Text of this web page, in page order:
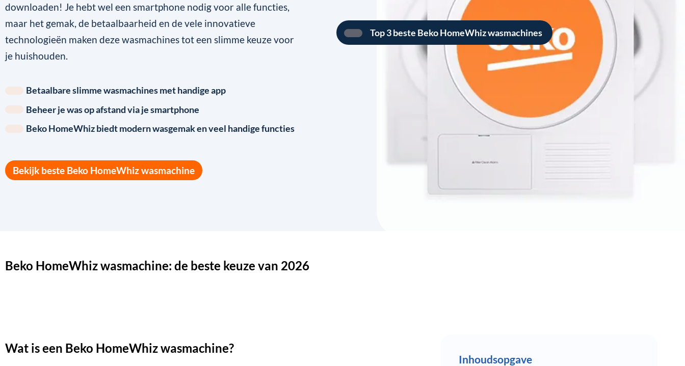
downloaden! Je hebt wel een smartphone nodig voor alle functies,
maar het gemak, de betaalbaarheid en de vele innovatieve
technologieën maken deze wasmachines tot een slimme keuze voor
je huishouden.
Betaalbare slimme wasmachines met handige app
Beheer je was op afstand via je smartphone
Beko HomeWhiz biedt modern wasgemak en veel handige functies
Bekijk beste Beko HomeWhiz wasmachine
Top 3 beste Beko HomeWhiz wasmachines
Beko HomeWhiz wasmachine: de beste keuze van 2026
Wat is een Beko HomeWhiz wasmachine?
Inhoudsopgave